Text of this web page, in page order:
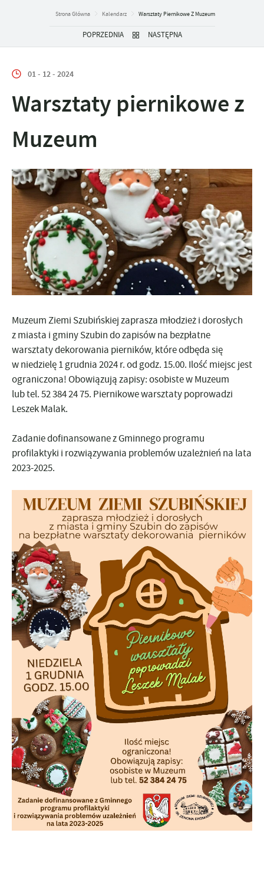
Strona Główna Kalendarz Warsztaty Piernikowe Z Muzeum
POPRZEDNIA NASTĘPNA
01 - 12 - 2024
Warsztaty piernikowe z
Muzeum
Muzeum Ziemi Szubińskiej zaprasza młodzież i dorosłych
z miasta i gminy Szubin do zapisów na bezpłatne
warsztaty dekorowania pierników, które odbęda się
w niedzielę 1 grudnia 2024 r. od godz. 15.00. Ilość miejsc jest
ograniczona! Obowiązują zapisy: osobiste w Muzeum
lub tel. 52 384 24 75. Piernikowe warsztaty poprowadzi
Leszek Malak.
Zadanie dofinansowane z Gminnego programu
profilaktyki i rozwiązywania problemów uzależnień na lata
2023-2025.